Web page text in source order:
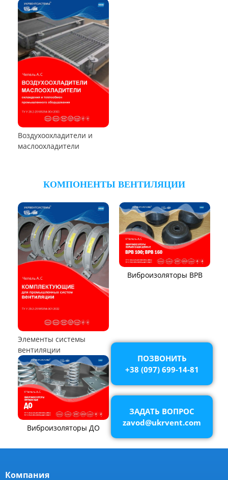
Пылеуловители ФРИР
ТЕПЛООБМЕННОЕ ОБОРУДОВАНИЕ
воздухонагреватели
Аппараты воздушного
охлаждения (АВО)
Воздухоохладители и
маслоохладители
ПОЗВОНИТЬ
+38 (097) 699-14-81
ЗАДАТЬ ВОПРОС
zavod@ukrvent.com